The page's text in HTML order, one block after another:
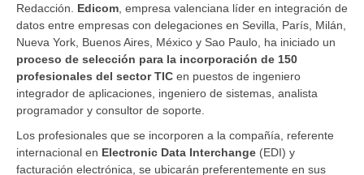
Redacción. Edicom , empresa valenciana líder en integración de
datos entre empresas con delegaciones en Sevilla, París, Milán,
Nueva York, Buenos Aires, México y Sao Paulo, ha iniciado un
proceso de selección para la incorporación de 150
profesionales del sector TIC en puestos de ingeniero
integrador de aplicaciones, ingeniero de sistemas, analista
programador y consultor de soporte.
Los profesionales que se incorporen a la compañía, referente
internacional en Electronic Data Interchange (EDI) y
facturación electrónica, se ubicarán preferentemente en sus